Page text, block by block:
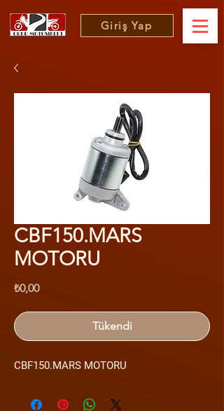
Giriş Yap
CBF150.MARS
MOTORU
₺0,00Fiyat
Tükendi
CBF150.MARS MOTORU